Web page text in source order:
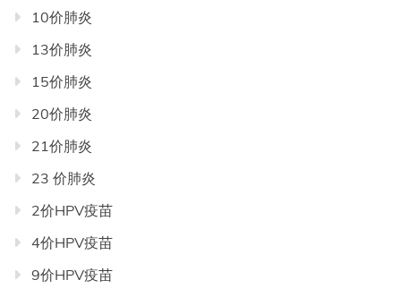
导
航
10价肺炎
13价肺炎
15价肺炎
20价肺炎
21价肺炎
23 价肺炎
2价HPV疫苗
4价HPV疫苗
9价HPV疫苗